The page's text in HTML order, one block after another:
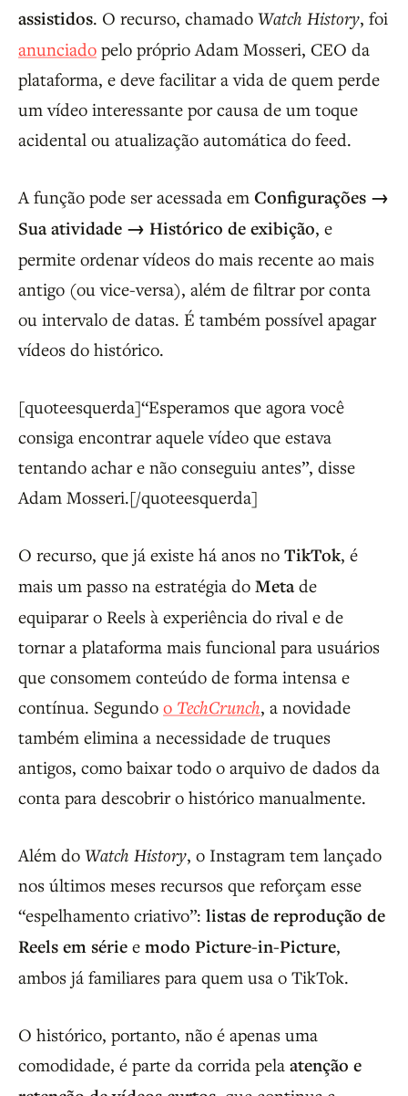
assistidos. O recurso, chamado Watch History, foi
anunciado pelo próprio Adam Mosseri, CEO da
plataforma, e deve facilitar a vida de quem perde
um vídeo interessante por causa de um toque
acidental ou atualização automática do feed.
A função pode ser acessada em Configurações →
Sua atividade → Histórico de exibição, e
permite ordenar vídeos do mais recente ao mais
antigo (ou vice-versa), além de filtrar por conta
ou intervalo de datas. É também possível apagar
vídeos do histórico.
[quoteesquerda]“Esperamos que agora você
consiga encontrar aquele vídeo que estava
tentando achar e não conseguiu antes”, disse
Adam Mosseri.[/quoteesquerda]
O recurso, que já existe há anos no TikTok, é
mais um passo na estratégia do Metade
equiparar o Reels à experiência do rival e de
tornar a plataforma mais funcional para usuários
que consomem conteúdo de forma intensa e
contínua. Segundo o TechCrunch, a novidade
também elimina a necessidade de truques
antigos, como baixar todo o arquivo de dados da
conta para descobrir o histórico manualmente.
Além do Watch History, o Instagram tem lançado
nos últimos meses recursos que reforçam esse
“espelhamento criativo”: listas de reprodução de
Reels em série e modo Picture-in-Picture,
ambos já familiares para quem usa o TikTok.
O histórico, portanto, não é apenas uma
comodidade, é parte da corrida pela atenção e